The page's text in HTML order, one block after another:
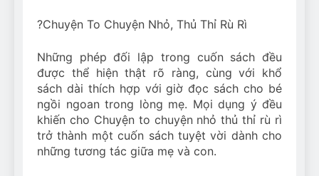
?Chuyện To Chuyện Nhỏ, Thủ Thỉ Rù Rì
Những phép đối lập trong cuốn sách đều
được thể hiện thật rõ ràng, cùng với khổ
sách dài thích hợp với giờ đọc sách cho bé
ngồi ngoan trong lòng mẹ. Mọi dụng ý đều
khiến cho Chuyện to chuyện nhỏ thủ thỉ rù rì
trở thành một cuốn sách tuyệt vời dành cho
những tương tác giữa mẹ và con.